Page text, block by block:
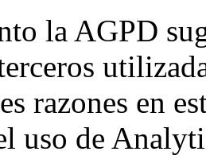
la AGPD
razones en
uso de